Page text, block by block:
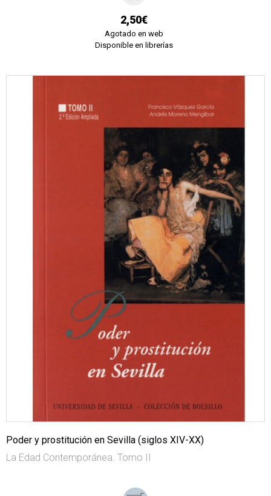
2,50€
Agotado en web
Disponible en librerías
Poder y prostitución en Sevilla (siglos XIV-XX)
La Edad Contemporánea. Tomo II